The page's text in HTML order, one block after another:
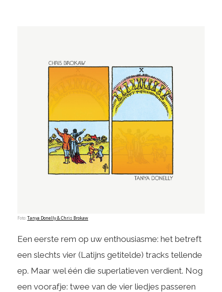
Foto:Tanya Donelly & Chris Brokaw
Een eerste rem op uw enthousiasme: het betreft
een slechts vier (Latijns getitelde) tracks tellende
ep. Maar wel één die superlatieven verdient. Nog
een voorafje: twee van de vier liedjes passeren